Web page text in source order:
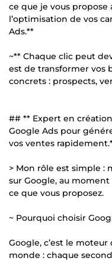
ce que je vous propose
l’optimisation de vos
Ads.**
~** Chaque clic peut
est de transformer vos
concrets : prospects,
## ** Expert en
Google Ads pour
vos ventes
> Mon rôle est simple
sur Google, au
ce que vous proposez.
~ Pourquoi choisir
Google, c’est le
monde : chaque